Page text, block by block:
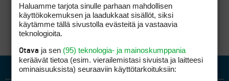
Haluamme tarjota sinulle parhaan mahdollisen
käyttökokemuksen ja laadukkaat sisällöt, siksi
käytämme tällä sivustolla evästeitä ja vastaavia
teknologioita.
Otava ja sen (95) teknologia- ja mainoskumppania
keräävät tietoa (esim. vierailemis­tasi sivuista ja laitteesi
ominaisuuk­sista) seuraaviin käyttötarkoituksiin: